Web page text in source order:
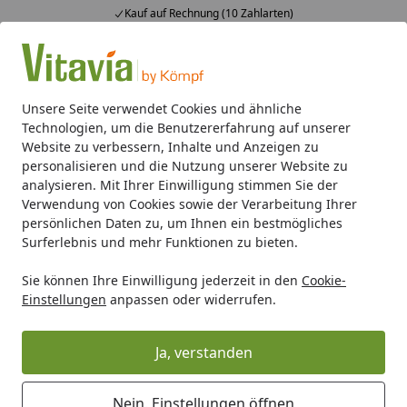
Unsere Seite verwendet Cookies und ähnliche
Technologien, um die Benutzererfahrung auf unserer
Website zu verbessern, Inhalte und Anzeigen zu
personalisieren und die Nutzung unserer Website zu
analysieren. Mit Ihrer Einwilligung stimmen Sie der
Verwendung von Cookies sowie der Verarbeitung Ihrer
persönlichen Daten zu, um Ihnen ein bestmögliches
Surferlebnis und mehr Funktionen zu bieten.
Sie können Ihre Einwilligung jederzeit in den Cookie-
Einstellungen anpassen oder widerrufen.
Ja, verstanden
Kauf auf Rechnung (10 Zahlarten)
Alle Produkte
Mein Konto
Suchen
Startseite
Gerätehäuser Zubehör für Gerätehäuser Globel
Globel Schleppdach für Gerätehaus
Dream 65, anthrazit